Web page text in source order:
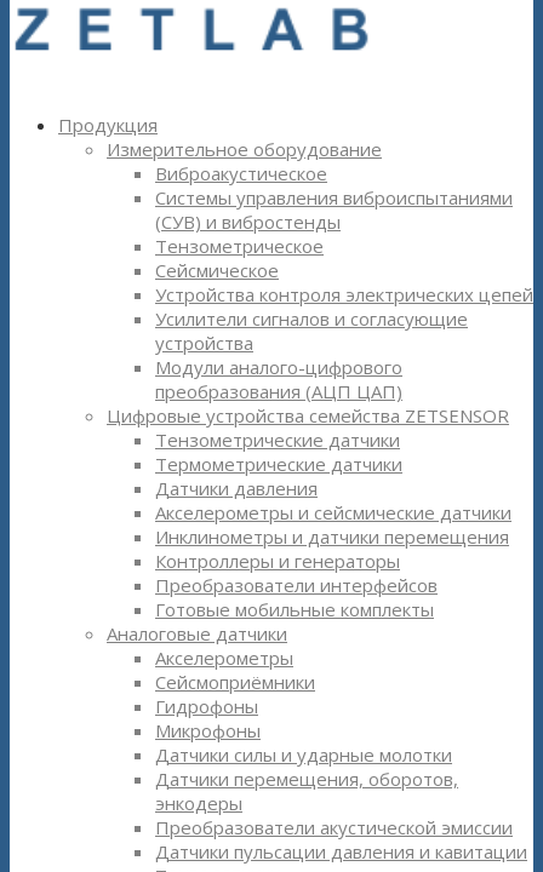
Продукция
Измерительное оборудование
Виброакустическое
Системы управления виброиспытаниями
(СУВ) и вибростенды
Тензометрическое
Сейсмическое
Устройства контроля электрических цепей
Усилители сигналов и согласующие
устройства
Модули аналого-цифрового
преобразования (АЦП ЦАП)
Цифровые устройства семейства ZETSENSOR
Тензометрические датчики
Термометрические датчики
Датчики давления
Акселерометры и сейсмические датчики
Инклинометры и датчики перемещения
Контроллеры и генераторы
Преобразователи интерфейсов
Готовые мобильные комплекты
Аналоговые датчики
Акселерометры
Сейсмоприёмники
Гидрофоны
Микрофоны
Датчики силы и ударные молотки
Датчики перемещения, оборотов,
энкодеры
Преобразователи акустической эмиссии
Датчики пульсации давления и кавитации